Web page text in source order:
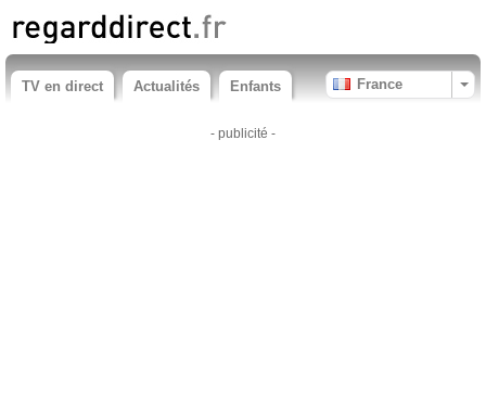
TV en direct Actualités Enfants France
- publicité -